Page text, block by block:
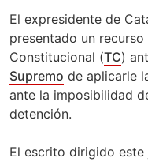
El expresidente de
presentado un
Constitucional (TC)
Supremo de aplicarle
ante la imposibilidad
detención.
El escrito dirigido este